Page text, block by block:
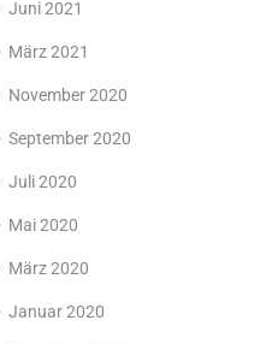
Juni 2021
März 2021
November 2020
September 2020
Juli 2020
Mai 2020
März 2020
Januar 2020